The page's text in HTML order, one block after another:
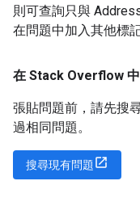
則可查詢只與
在問題中加入其他標
在 Stack Overflow 中
張貼問題前，請先搜
過相同問題。
搜尋現有問題